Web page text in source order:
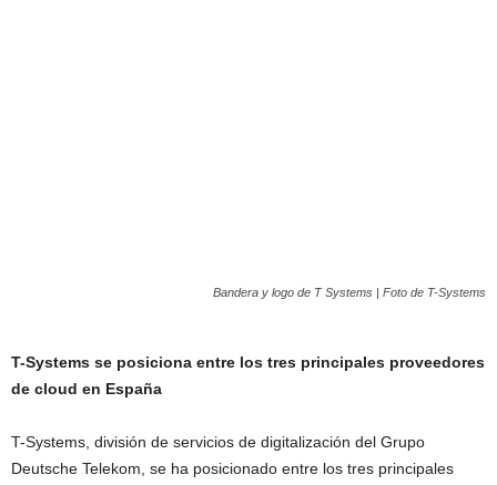
Bandera y logo de T Systems | Foto de T-Systems
T-Systems se posiciona entre los tres principales proveedores
de cloud en España
T-Systems, división de servicios de digitalización del Grupo
Deutsche Telekom, se ha posicionado entre los tres principales